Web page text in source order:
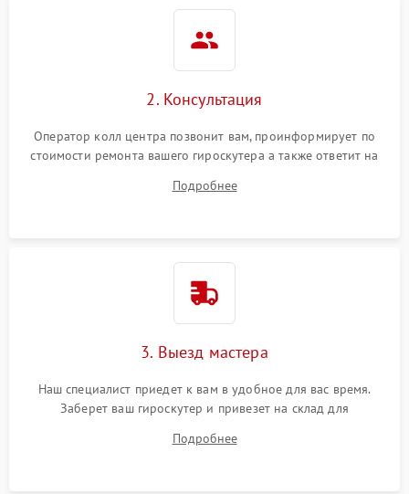
2. Консультация
Оператор колл центра позвонит вам, проинформирует по
стоимости ремонта вашего гироскутера а также ответит на
Подробнее
3. Выезд мастера
Наш специалист приедет к вам в удобное для вас время.
Заберет ваш гироскутер и привезет на склад для
Подробнее